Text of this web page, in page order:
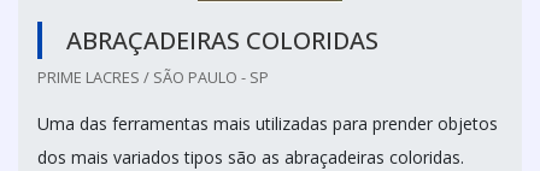
ABRAÇADEIRAS COLORIDAS
PRIME LACRES / SÃO PAULO - SP
Uma das ferramentas mais utilizadas para prender objetos
dos mais variados tipos são as abraçadeiras coloridas.